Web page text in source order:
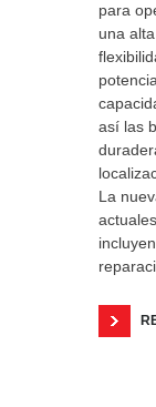
para
una
así las
La